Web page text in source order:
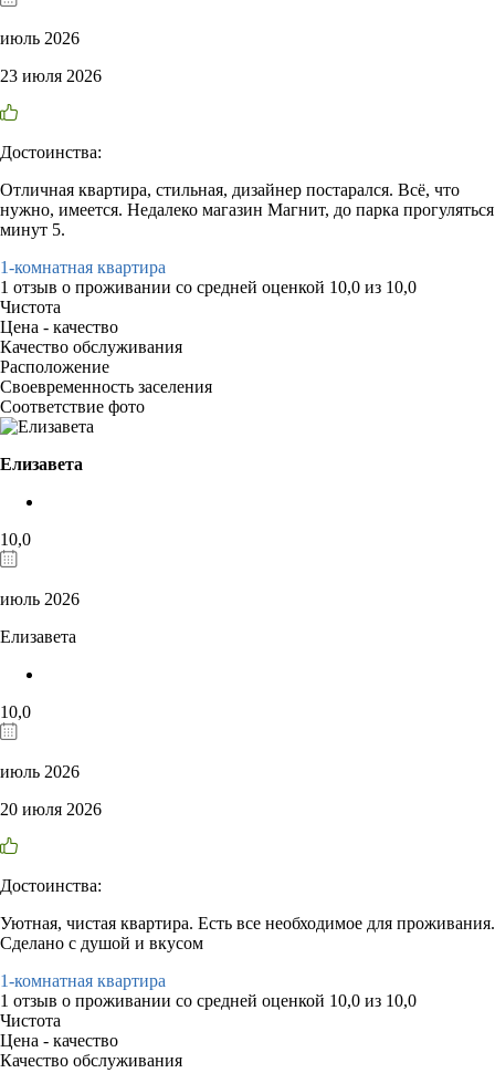
июль 2026
23 июля 2026
Достоинства:
Отличная квартира, стильная, дизайнер постарался. Всё, что
нужно, имеется. Недалеко магазин Магнит, до парка прогуляться
минут 5.
1-комнатная квартира
1 отзыв о проживании со средней оценкой 10,0 из 10,0
Чистота
Цена - качество
Качество обслуживания
Расположение
Своевременность заселения
Соответствие фото
Елизавета
10,0
июль 2026
Елизавета
10,0
июль 2026
20 июля 2026
Достоинства:
Уютная, чистая квартира. Есть все необходимое для проживания.
Сделано с душой и вкусом
1-комнатная квартира
1 отзыв о проживании со средней оценкой 10,0 из 10,0
Чистота
Цена - качество
Качество обслуживания